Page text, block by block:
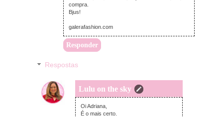
compra.
Bjus!
galerafashion.com
Responder
Respostas
Lulu on the sky
segunda-feira, dezembro 16, 2019
Oi Adriana,
É o mais certo.